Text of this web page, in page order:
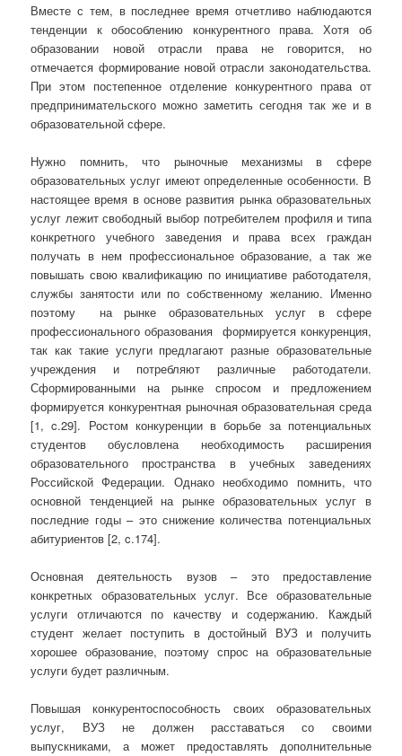
Вместе с тем, в последнее время отчетливо наблюдаются
тенденции к обособлению конкурентного права. Хотя об
образовании новой отрасли права не говорится, но
отмечается формирование новой отрасли законодательства.
При этом постепенное отделение конкурентного права от
предпринимательского можно заметить сегодня так же и в
образовательной сфере.
Нужно помнить, что рыночные механизмы в сфере
образовательных услуг имеют определенные особенности. В
настоящее время в основе развития рынка образовательных
услуг лежит свободный выбор потребителем профиля и типа
конкретного учебного заведения и права всех граждан
получать в нем профессиональное образование, а так же
повышать свою квалификацию по инициативе работодателя,
службы занятости или по собственному желанию. Именно
поэтому на рынке образовательных услуг в сфере
профессионального образования формируется конкуренция,
так как такие услуги предлагают разные образовательные
учреждения и потребляют различные работодатели.
Сформированными на рынке спросом и предложением
формируется конкурентная рыночная образовательная среда
[1, c.29]. Ростом конкуренции в борьбе за потенциальных
студентов обусловлена необходимость расширения
образовательного пространства в учебных заведениях
Российской Федерации. Однако необходимо помнить, что
основной тенденцией на рынке образовательных услуг в
последние годы – это снижение количества потенциальных
абитуриентов [2, c.174].
Основная деятельность вузов – это предоставление
конкретных образовательных услуг. Все образовательные
услуги отличаются по качеству и содержанию. Каждый
студент желает поступить в достойный ВУЗ и получить
хорошее образование, поэтому спрос на образовательные
услуги будет различным.
Повышая конкурентоспособность своих образовательных
услуг, ВУЗ не должен расставаться со своими
выпускниками, а может предоставлять дополнительные